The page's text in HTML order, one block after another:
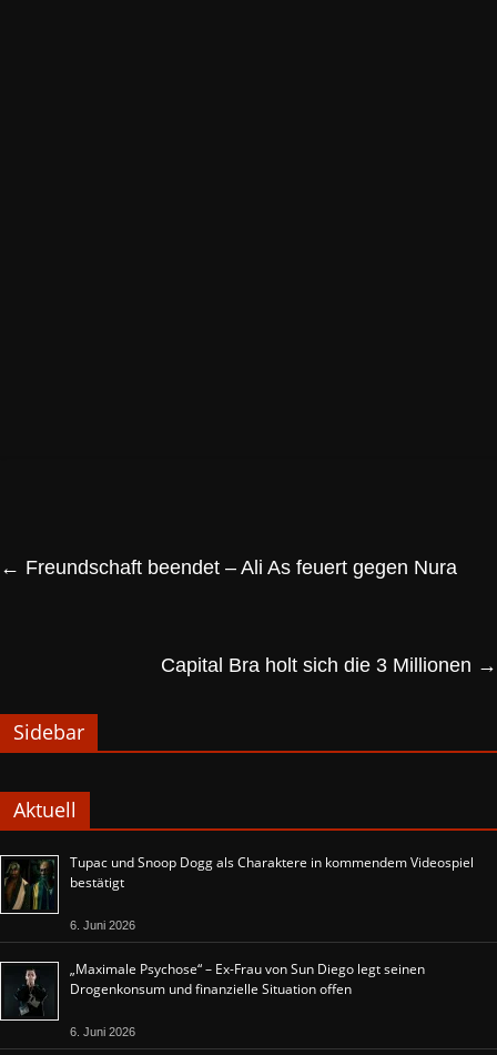
← Freundschaft beendet – Ali As feuert gegen Nura
Capital Bra holt sich die 3 Millionen →
Sidebar
Aktuell
Tupac und Snoop Dogg als Charaktere in kommendem Videospiel
bestätigt
6. Juni 2026
„Maximale Psychose“ – Ex-Frau von Sun Diego legt seinen
Drogenkonsum und finanzielle Situation offen
6. Juni 2026